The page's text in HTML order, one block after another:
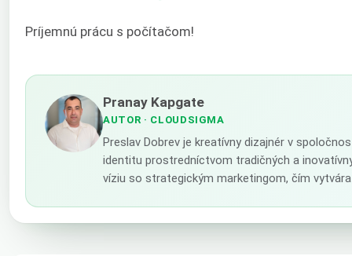
Príjemnú prácu s počítačom!
Pranay Kapgate
AUTOR · CLOUDSIGMA
Preslav Dobrev je kreatívny dizajnér v
identitu prostredníctvom tradičných a
víziu so strategickým marketingom, čím